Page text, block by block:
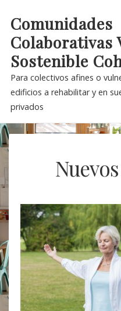
content
Comunidades
Colaborativas
Sostenible
Para colectivos afines o
edificios a rehabilitar y en
privados